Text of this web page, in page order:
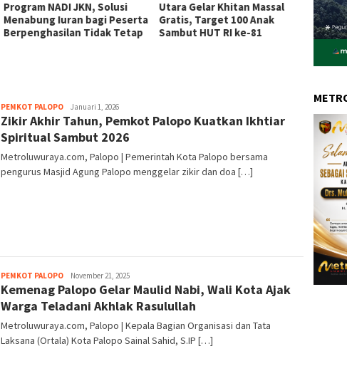
Program NADI JKN, Solusi
Menabung Iuran bagi Peserta
Berpenghasilan Tidak Tetap
Utara Gelar Khitan Massal
Gratis, Target 100 Anak
Sambut HUT RI ke-81
MDA,
PEMKOT PALOPO Rais
Januari 1, 2026
Zikir Akhir Tahun, Pemkot Palopo Kuatkan Ikhtiar
Spiritual Sambut 2026
Metroluwuraya.com, Palopo | Pemerintah Kota Palopo bersama
pengurus Masjid Agung Palopo menggelar zikir dan doa […]
PEMKOT PALOPO Rais
November 21, 2025
Kemenag Palopo Gelar Maulid Nabi, Wali Kota Ajak
Warga Teladani Akhlak Rasulullah
Metroluwuraya.com, Palopo | Kepala Bagian Organisasi dan Tata
Laksana (Ortala) Kota Palopo Sainal Sahid, S.IP […]